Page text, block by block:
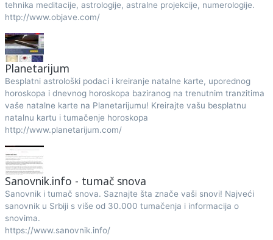
tehnika meditacije, astrologije, astralne projekcije, numerologije.
http://www.objave.com/
Planetarijum
Besplatni astrološki podaci i kreiranje natalne karte, uporednog
horoskopa i dnevnog horoskopa baziranog na trenutnim tranzitima
vaše natalne karte na Planetarijumu! Kreirajte vašu besplatnu
natalnu kartu i tumačenje horoskopa
http://www.planetarijum.com/
Sanovnik.info - tumač snova
Sanovnik i tumač snova. Saznajte šta znače vaši snovi! Najveći
sanovnik u Srbiji s više od 30.000 tumačenja i informacija o
snovima.
https://www.sanovnik.info/